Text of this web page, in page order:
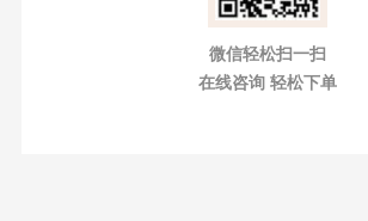
微信轻松扫一扫
在线咨询 轻松下单